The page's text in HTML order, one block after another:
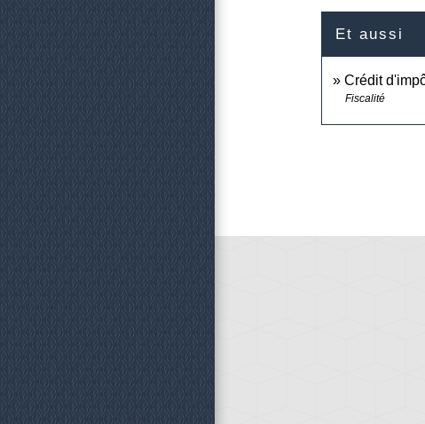
Et aussi
Crédit
Fiscalité